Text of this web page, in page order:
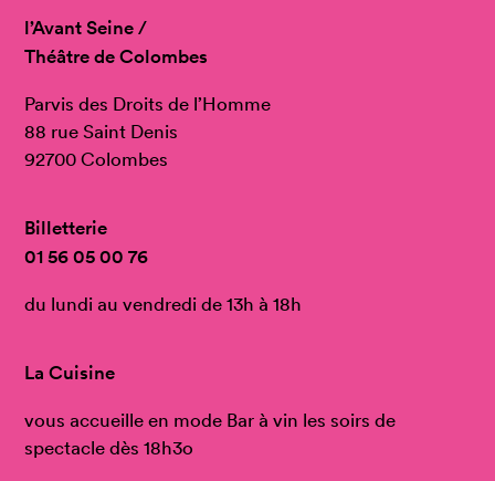
l’Avant Seine /
Théâtre de Colombes
Parvis des Droits de l’Homme
88 rue Saint Denis
92700 Colombes
Billetterie
01 56 05 00 76
du lundi au vendredi de 13h à 18h
La Cuisine
vous accueille en mode Bar à vin les soirs de
spectacle dès 18h3o